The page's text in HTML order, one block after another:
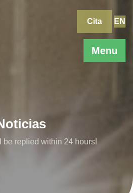
Menu
Cita EN
be replied within 24 hours!